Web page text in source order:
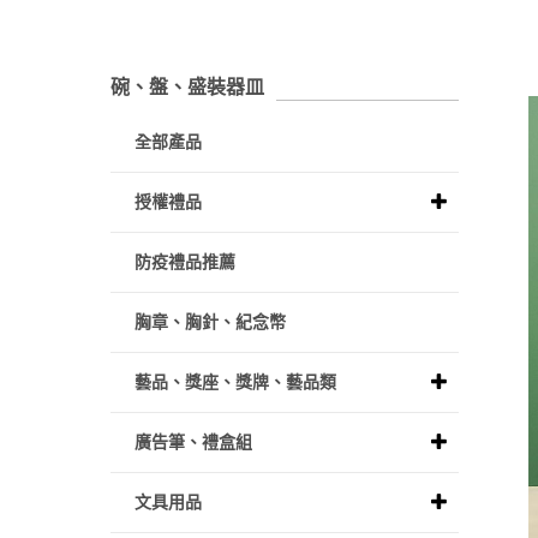
碗、盤、盛裝器皿
全部產品
授權禮品
防疫禮品推薦
胸章、胸針、紀念幣
藝品、獎座、獎牌、藝品類
廣告筆、禮盒組
文具用品